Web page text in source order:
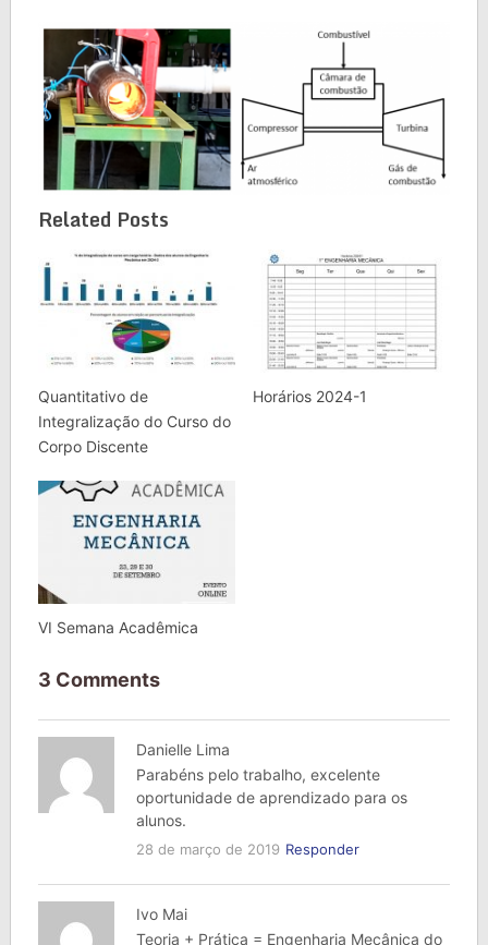
Related Posts
Quantitativo de
Integralização do Curso do
Corpo Discente
Horários 2024-1
VI Semana Acadêmica
3 Comments
Danielle Lima
Parabéns pelo trabalho, excelente
oportunidade de aprendizado para os
alunos.
28 de março de 2019 Responder
Ivo Mai
Teoria + Prática = Engenharia Mecânica do